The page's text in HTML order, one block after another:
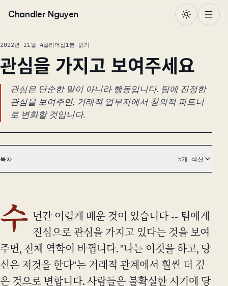
Chandler Nguyen
2022년 11월 4일리더십1분 읽기
관심을 가지고 보여주세요
관심은 단순한 말이 아니라 행동입니다. 팀에 진정한
관심을 보여주면, 거래적 업무자에서 창의적 파트너
로 변화할 것입니다.
목차 5개 섹션
수 년간 어렵게 배운 것이 있습니다 -- 팀에게
진심으로 관심을 가지고 있다는 것을 보여
주면, 전체 역학이 바뀝니다. "나는 이것을 하고, 당
신은 저것을 한다"는 거래적 관계에서 훨씬 더 깊
은 것으로 변합니다. 사람들은 불확실한 시기에 당